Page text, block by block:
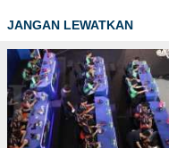
JANGAN LEWATKAN